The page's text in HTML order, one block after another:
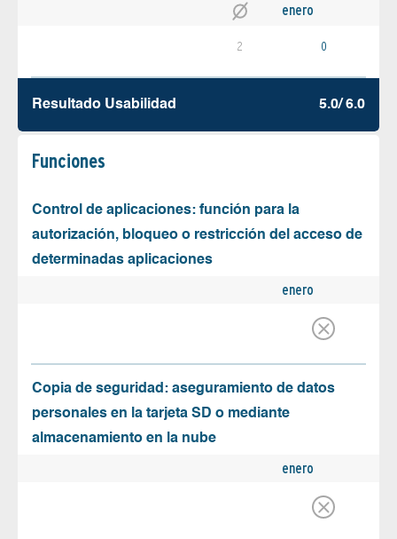
enero
2 0
Resultado Usabilidad 5.0/ 6.0
Funciones
Control de aplicaciones: función para la
autorización, bloqueo o restricción del acceso de
determinadas aplicaciones
enero
Copia de seguridad: aseguramiento de datos
personales en la tarjeta SD o mediante
almacenamiento en la nube
enero